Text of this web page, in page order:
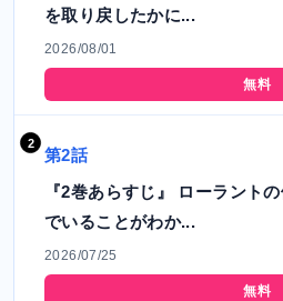
を取り戻したかに...
2026/08/01
無料
第2話
『2巻あらすじ』 ローラント
でいることがわか...
2026/07/25
無料